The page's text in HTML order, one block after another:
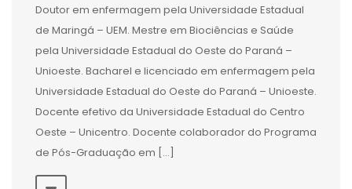
Doutor em enfermagem pela Universidade Estadual
de Maringá – UEM. Mestre em Biociências e Saúde
pela Universidade Estadual do Oeste do Paraná –
Unioeste. Bacharel e licenciado em enfermagem pela
Universidade Estadual do Oeste do Paraná – Unioeste.
Docente efetivo da Universidade Estadual do Centro
Oeste – Unicentro. Docente colaborador do Programa
de Pós-Graduação em […]